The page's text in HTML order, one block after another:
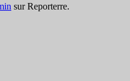
sur Reporterre.